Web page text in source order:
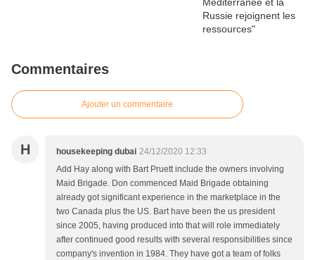
Commentaires
Ajouter un commentaire
H housekeeping dubai 24/12/2020 12:33
Add Hay along with Bart Pruett include the owners involving
Maid Brigade. Don commenced Maid Brigade obtaining
already got significant experience in the marketplace in the
two Canada plus the US. Bart have been the us president
since 2005, having produced into that will role immediately
after continued good results with several responsibilities since
company's invention in 1984. They have got a team of folks